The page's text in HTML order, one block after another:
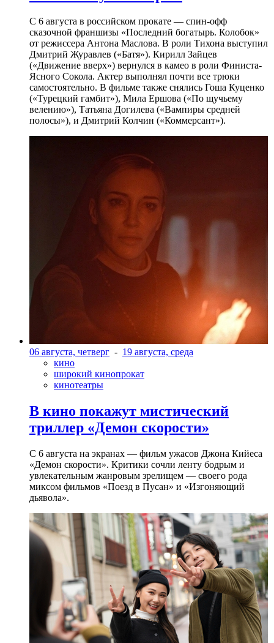
С 6 августа в российском прокате — спин-офф
сказочной франшизы «Последний богатырь. Колобок»
от режиссера Антона Маслова. В роли Тихона выступил
Дмитрий Журавлев («Батя»). Кирилл Зайцев
(«Движение вверх») вернулся в камео в роли Финиста-
Ясного Сокола. Актер выполнял почти все трюки
самостоятельно. В фильме также снялись Гоша Куценко
(«Турецкий гамбит»), Мила Ершова («По щучьему
велению»), Татьяна Догилева («Вампиры средней
полосы»), и Дмитрий Колчин («Коммерсант»).
06 августа, четверг - 19 августа, среда
кино
широкий кинопрокат
кинотеатры
В кино покажут мистический
триллер «Демон скорости»
С 6 августа на экранах — фильм ужасов Джона Кийеса
«Демон скорости». Критики сочли ленту бодрым и
увлекательным жанровым зрелищeм — своего рода
миксом фильмов «Поезд в Пусан» и «Изгоняющий
дьявола».